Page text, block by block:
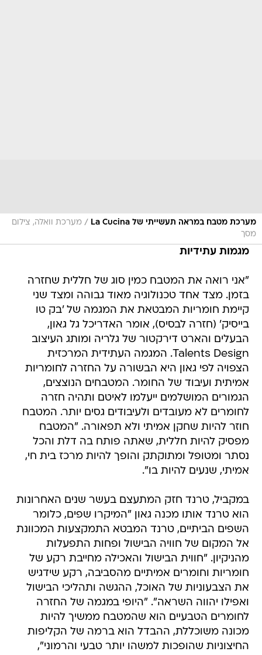
מערכת מטבח במראה תעשייתי של La Cucina / מערכת וואלה, צילום
מסך
מגמות עתידיות
"אני רואה את המטבח כמין סוג של חללית שחזרה
בזמן. מצד אחד טכנולוגיה מאוד גבוהה ומצד שני
קיימת חומריות המבטאת את המגמה של 'בק טו
בייסיק' (חזרה לבסיס), אומר האדריכל גל גאון,
הבעלים והארט דירקטור של גלריה ומותג העיצוב
Talents Design. המגמה העתידית המרכזית
הצפויה לפי גאון היא הבשורה על החזרה לחומריות
אמיתית ועיבוד של החומר. המטבחים הנוצצים,
הגמורים המושלמים ייעלמו לאיטם ותהיה חזרה
לחומרים לא מעובדים ולעיבודים גסים יותר. המטבח
חוזר להיות שחקן אמיתי ולא תפאורה. "המטבח
מפסיק להיות חללית, שאתה פותח בה דלת והכל
נסתר ומטופל ומתוקתק והופך להיות מרכז בית חי,
אמיתי, שנעים להיות בו".
במקביל, טרנד חזק המתעצם בעשר שנים האחרונות
הוא טרנד אותו מכנה גאון "המיקרו שפים, כלומר
השפים הביתיים, טרנד המבטא התמקצעות המכוונת
אל המקום של חוויה הבישול ופחות התפעלות
מהניקיון. "חווית הבישול והאכילה מחייבת רקע של
חומריות וחומרים אמיתיים מהסביבה, רקע שידגיש
את הצבעוניות של האוכל, ההגשה ותהליכי הבישול
ואפילו יהווה השראה". "היופי במגמה של החזרה
לחומרים הטבעיים הוא שהמטבח ממשיך להיות
מכונה משוכללת, ההבדל הוא ברמה של הקליפות
החיצוניות שהופכות למשהו יותר טבעי והרמוני",